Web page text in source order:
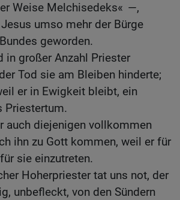
Weise Melchisedeks« —,
umso mehr der Bürge
geworden.
in großer Anzahl Priester
Tod sie am Bleiben hinderte;
er in Ewigkeit bleibt, ein
Priestertum.
auch diejenigen vollkommen
ihn zu Gott kommen, weil er für
sie einzutreten.
Hoherpriester tat uns not, der
unbefleckt, von den Sündern